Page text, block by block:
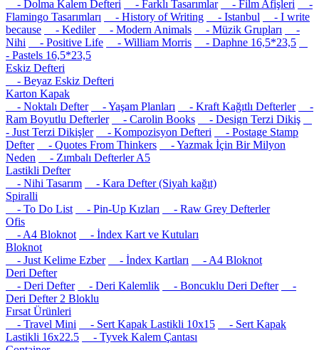
- Dolma Kalem Defteri
- Farklı Tasarımlar - Film Afişleri
-
Flamingo Tasarımları
- History of Writing - Istanbul
- I write
because
- Kediler - Modern Animals - Müzik Grupları
-
Nihi
- Positive Life - William Morris
- Daphne 16,5*23,5
- Pastels 16,5*23,5
Eskiz Defteri
- Beyaz Eskiz Defteri
Karton Kapak
- Noktalı Defter
- Yaşam Planları - Kraft Kağıtlı Defterler
-
Ram Boyutlu Defterler
- Carolin Books
- Design Terzi Dikiş
- Just Terzi Dikişler
- Kompozisyon Defteri
- Postage Stamp
Defter
- Quotes From Thinkers
- Yazmak İçin Bir Milyon
Neden
- Zımbalı Defterler A5
Lastikli Defter
- Nihi Tasarım
- Kara Defter (Siyah kağıt)
Spiralli
- To Do List
- Pin-Up Kızları
- Raw Grey Defterler
Ofis
- A4 Bloknot
- İndex Kart ve Kutuları
Bloknot
- Just Kelime Ezber
- İndex Kartları
- A4 Bloknot
Deri Defter
- Deri Defter
- Deri Kalemlik - Boncuklu Deri Defter
-
Deri Defter 2 Bloklu
Fırsat Ürünleri
- Travel Mini
- Sert Kapak Lastikli 10x15
- Sert Kapak
Lastikli 16x22.5
- Tyvek Kalem Çantası